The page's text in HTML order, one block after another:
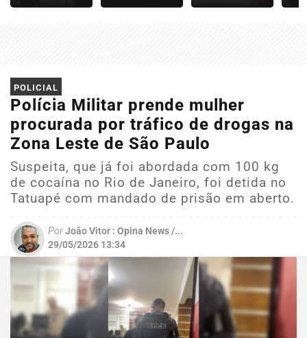
POLICIAL
Polícia Militar prende mulher
procurada por tráfico de drogas na
Zona Leste de São Paulo
Suspeita, que já foi abordada com 100 kg
de cocaína no Rio de Janeiro, foi detida no
Tatuapé com mandado de prisão em aberto.
PorJoão Vitor : Opina News /...
29/05/2026 13:34